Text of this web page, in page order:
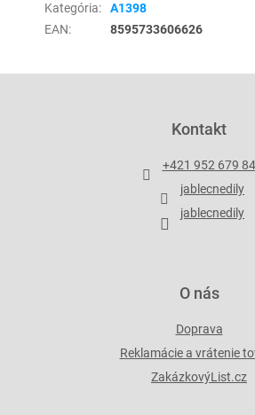
Kategória:
A1398
EAN: 8595733606626
Kontakt
+421 952 679
jablecnedily
jablecnedily
O nás
Doprava
Reklamácie a vrátenie
ZakázkovýList.cz